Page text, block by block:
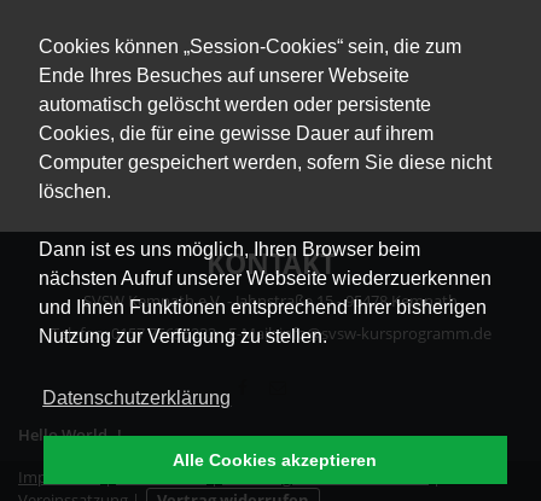
Cookies können „Session-Cookies“ sein, die zum
Ende Ihres Besuches auf unserer Webseite
automatisch gelöscht werden oder persistente
Cookies, die für eine gewisse Dauer auf ihrem
Computer gespeichert werden, sofern Sie diese nicht
löschen.
Dann ist es uns möglich, Ihren Browser beim
nächsten Aufruf unserer Webseite wiederzuerkennen
und Ihnen Funktionen entsprechend Ihrer bisherigen
Nutzung zur Verfügung zu stellen.
Datenschutzerklärung
Alle Cookies akzeptieren
KONTAKT
SVSW Kemnath e.V. - Jahnstraße 15 - 95478 Kemnath
Telefon: 0157 75635233 - E-Mail: info@svsw-kursprogramm.de
Hello World..!
Impressum